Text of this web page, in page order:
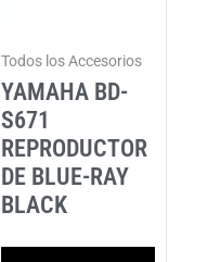
Todos los Accesorios
YAMAHA BD-
S671
REPRODUCTOR
DE BLUE-RAY
BLACK